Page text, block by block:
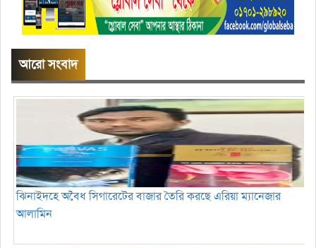
আরো সংবাদ
ঝিনাইদহে অবৈধ সিগারেটের বাজার তৈরি করছে এরিয়া ম্যানেজার
আলামিন